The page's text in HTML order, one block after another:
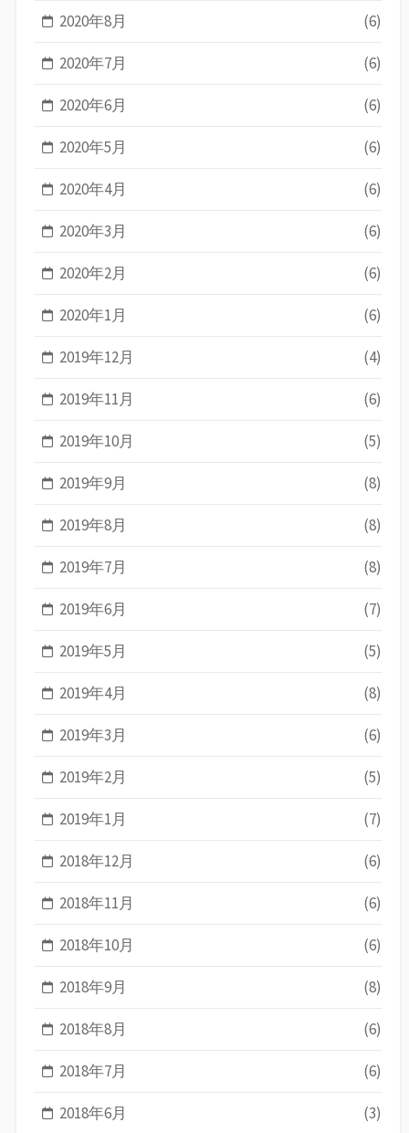
2020年8月 (6)
2020年7月 (6)
2020年6月 (6)
2020年5月 (6)
2020年4月 (6)
2020年3月 (6)
2020年2月 (6)
2020年1月 (6)
2019年12月 (4)
2019年11月 (6)
2019年10月 (5)
2019年9月 (8)
2019年8月 (8)
2019年7月 (8)
2019年6月 (7)
2019年5月 (5)
2019年4月 (8)
2019年3月 (6)
2019年2月 (5)
2019年1月 (7)
2018年12月 (6)
2018年11月 (6)
2018年10月 (6)
2018年9月 (8)
2018年8月 (6)
2018年7月 (6)
2018年6月 (3)